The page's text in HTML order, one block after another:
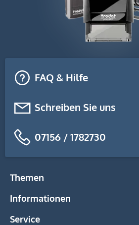
FAQ & Hilfe
Schreiben Sie uns
07156 / 1782730
Themen
Informationen
Service